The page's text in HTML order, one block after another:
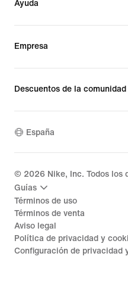
Ayuda
Empresa
Descuentos de la comunidad
España
© 2026 Nike, Inc. Todos los
Guías
Términos de uso
Términos de venta
Aviso legal
Política de privacidad y
Configuración de privacidad